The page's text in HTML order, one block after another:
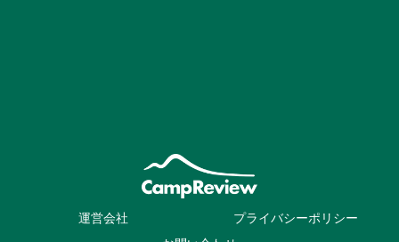
運営会社
プライバシーポリシー